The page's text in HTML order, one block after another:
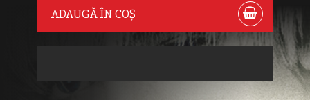
ADAUGĂ ÎN COȘ